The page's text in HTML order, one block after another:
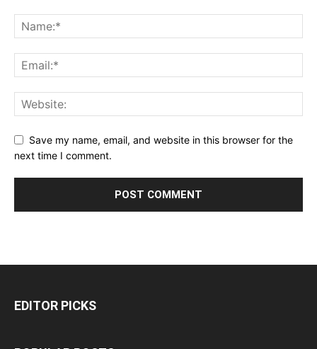
Save my name, email, and website in this browser for the
next time I comment.
EDITOR PICKS